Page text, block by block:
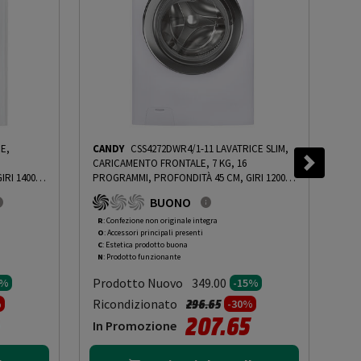
1400
ROBN
da
CANDY CSS4272DWR4/1-11 LAVATRICE SLIM,
CARICAMENTO FRONTALE, 7 KG, 16
PROGRAMMI, PROFONDITÀ 45 CM, GIRI 1200
RPM, BIANCO, LIVELLO RUMOROSITÀ
CENTRIFUGA 79 DB(A), CLASSE B - PRMG
GRADING ROCN - 15%-PRMG GRADING ROCN
- 15%
BUONO
R: Confezione non originale integra
O: Accessori principali presenti
C: Estetica prodotto buona
N: Prodotto funzionante
Prodotto Nuovo 349.00 -15%
Ricondizionato Prezzo ridotto da
296.65a-30%
In Promozione 207.65